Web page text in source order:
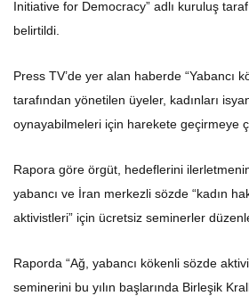
belirtildi.
Press TV’de yer alan haberde “Yabancı
tarafından yönetilen üyeler, kadınları
oynayabilmeleri için harekete geçirmeye
Rapora göre örgüt, hedeflerini ilerletmenin
yabancı ve İran merkezli sözde “kadın
aktivistleri” için ücretsiz seminerler
Raporda “Ağ, yabancı kökenli sözde
seminerini bu yılın başlarında Birleşik